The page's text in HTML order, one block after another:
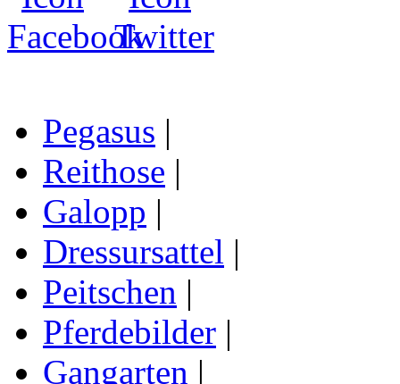
Pegasus |
Reithose |
Galopp |
Dressursattel |
Peitschen |
Pferdebilder |
Gangarten |